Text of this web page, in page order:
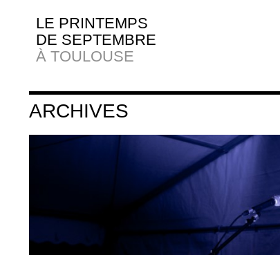
LE PRINTEMPS
DE SEPTEMBRE
À TOULOUSE
ARCHIVES